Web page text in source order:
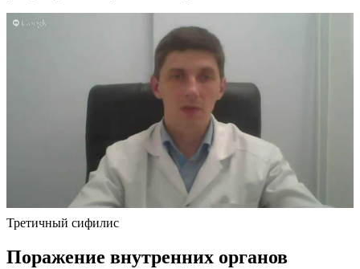
Третичный сифилис
Поражение внутренних органов